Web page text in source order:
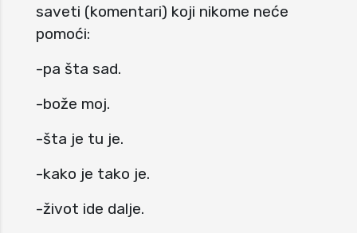
saveti (komentari) koji nikome neće
pomoći:
-pa šta sad.
-bože moj.
-šta je tu je.
-kako je tako je.
-život ide dalje.